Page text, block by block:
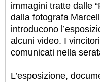
immagini tratte dalle
dalla fotografa
introducono
alcuni video. I
comunicati nella
L’esposizione,